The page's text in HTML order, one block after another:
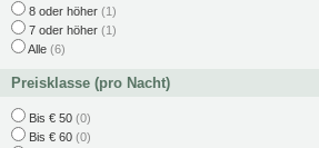
8 oder höher (1)
7 oder höher (1)
Alle (6)
Preisklasse (pro Nacht)
Bis € 50 (0)
Bis € 60 (0)